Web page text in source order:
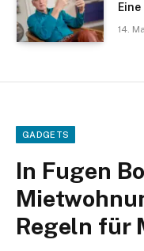
14.
GADGETS
In Fugen
Regeln für